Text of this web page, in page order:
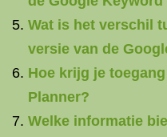
Wat is het verschil
versie van de
Hoe krijg je
Planner?
Welke informatie